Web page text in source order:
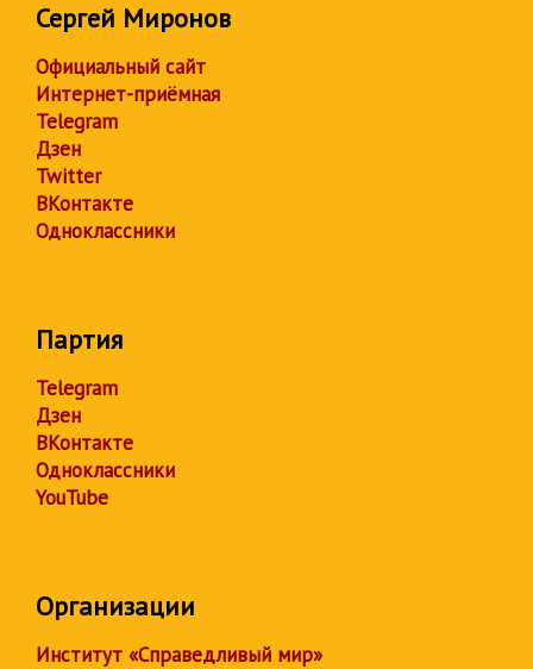
Сергей Миронов
Официальный сайт
Интернет-приёмная
Telegram
Дзен
Twitter
ВКонтакте
Одноклассники
Партия
Telegram
Дзен
ВКонтакте
Одноклассники
YouTube
Организации
Институт «Справедливый мир»